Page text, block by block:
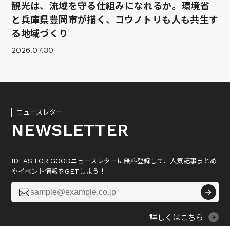
観光は、流域を守る仕組みになれるか。環境省
と兵庫県豊岡市が描く、コウノトリも人も共生す
る地域づくり
2026.07.30
ニュースレター
NEWSLETTER
IDEAS FOR GOODニュースレターに無料登録して、人気記事まとめ
やイベント情報をGETしよう！

詳しくはこちら